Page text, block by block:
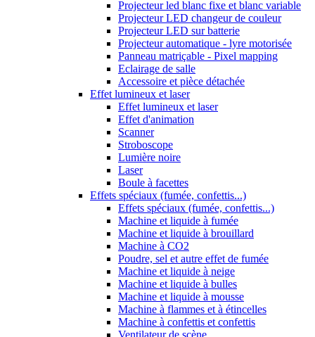
Projecteur led blanc fixe et blanc variable
Projecteur LED changeur de couleur
Projecteur LED sur batterie
Projecteur automatique - lyre motorisée
Panneau matriçable - Pixel mapping
Eclairage de salle
Accessoire et pièce détachée
Effet lumineux et laser
Effet lumineux et laser
Effet d'animation
Scanner
Stroboscope
Lumière noire
Laser
Boule à facettes
Effets spéciaux (fumée, confettis...)
Effets spéciaux (fumée, confettis...)
Machine et liquide à fumée
Machine et liquide à brouillard
Machine à CO2
Poudre, sel et autre effet de fumée
Machine et liquide à neige
Machine et liquide à bulles
Machine et liquide à mousse
Machine à flammes et à étincelles
Machine à confettis et confettis
Ventilateur de scène